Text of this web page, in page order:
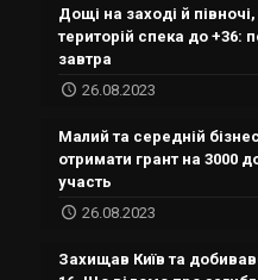
Дощі на заході й
територій спека до +36:
завтра
26.08.2023
Малий та середній
отримати грант на 3000
участь
26.08.2023
Захищав Київ та